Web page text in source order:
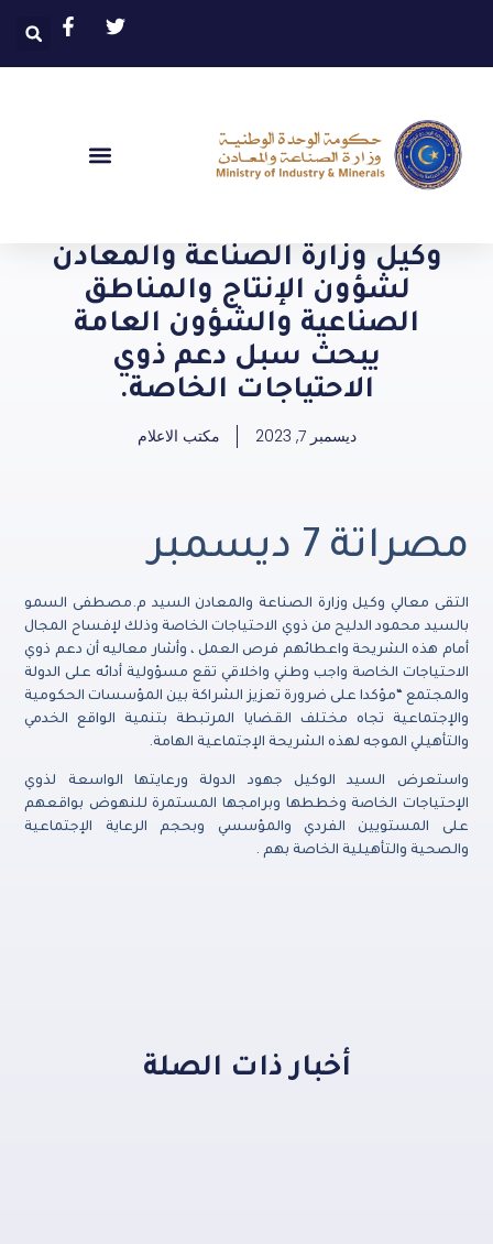
وكيل وزارة الصناعة والمعادن
لشؤون الإنتاج والمناطق
الصناعية والشؤون العامة
يبحث سبل دعم ذوي
الاحتياجات الخاصة.
ديسمبر 7, 2023 مكتب الاعلام
مصراتة 7 ديسمبر
التقى معالي وكيل وزارة الصناعة والمعادن السيد م.مصطفى السمو
بالسيد محمود الدليح من ذوي الاحتياجات الخاصة وذلك لإفساح المجال
أمام هذه الشريحة واعطائهم فرص العمل ، وأشار معاليه أن دعم ذوي
الاحتياجات الخاصة واجب وطني واخلاقي تقع مسؤولية أدائه على الدولة
والمجتمع “مؤكدا على ضرورة تعزيز الشراكة بين المؤسسات الحكومية
والإجتماعية تجاه مختلف القضايا المرتبطة بتنمية الواقع الخدمي
والتأهيلي الموجه لهذه الشريحة الإجتماعية الهامة.
واستعرض السيد الوكيل جهود الدولة ورعايتها الواسعة لذوي
الإحتياجات الخاصة وخططها وبرامجها المستمرة للنهوض بواقعهم
على المستويين الفردي والمؤسسي وبحجم الرعاية الإجتماعية
والصحية والتأهيلية الخاصة بهم .
أخبار ذات الصلة